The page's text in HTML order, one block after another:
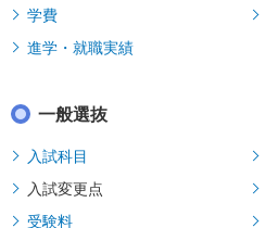
学費
進学・就職実績
一般選抜
入試科目
入試変更点
受験料